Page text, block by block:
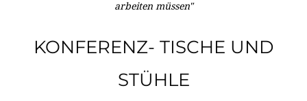
arbeiten müssen"
KONFERENZ- TISCHE UND
STÜHLE